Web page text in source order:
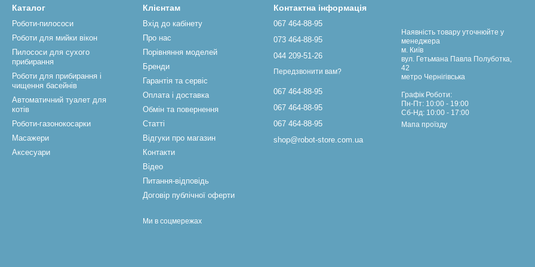
класичною електричною газонокосаркою. Вона має надміцний корпус, обладнана спеціальними ножами для косіння трави, а
за допомогою коліс. Основна відмінність полягає у відсутності рукояті.
забезпечує надійний захист внутрішніх механізмів від негативного впливу навколишнього середовища та попереджає
гострих лез працюючих ножів. Всередині пристрою розміщено такі основні деталі:
АКБ, яка витримує множинні цикли перезаряджання та забезпечує тривалу роботу пристрою в автономному режимі.
підходу забезпечується висока продуктивність та надійність обладнання.
з дуже міцного сплаву і в залежності від моделі можуть відрізнятися не тільки формою (шаблі, зірки, пластини), але й
Каталог
Роботи-пилососи
Роботи для мийки вікон
Пилососи для сухого
прибирання
Роботи для прибирання і
чищення басейнів
Автоматичний туалет для
котів
Роботи-газонокосарки
Масажери
Аксесуари
Клієнтам
Вхід до кабінету
Про нас
Порівняння моделей
Бренди
Гарантія та сервіс
Оплата і доставка
Обмін та повернення
Статті
Відгуки про магазин
Контакти
Відео
Питання-відповідь
Договір публічної оферти
Ми в соцмережах
Контактна інформація
067 464-88-95
073 464-88-95
044 209-51-26
Передзвонити вам?
067 464-88-95
067 464-88-95
067 464-88-95
shop@robot-store.com.ua
Наявність товару уточнюйте у
менеджера
м. Київ
вул. Гетьмана Павла Полуботка,
42
метро Чернігівська
Графік Роботи:
Пн-Пт: 10:00 - 19:00
Сб-Нд: 10:00 - 17:00
Мапа проїзду